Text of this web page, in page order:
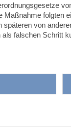
Maßnahme folgten
von
falschen Schritt